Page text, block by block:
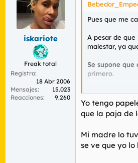
iskariote
Freak total
Registro
18 Abr 2006
Mensajes
15.023
Reacciones
9.260
Pues que me
A pesar de
malestar, ya
Se supone
primero.
¿Algún
¿Habéis hecho
Yo tengo
que la paja de
Mi madre lo
se ve que yo